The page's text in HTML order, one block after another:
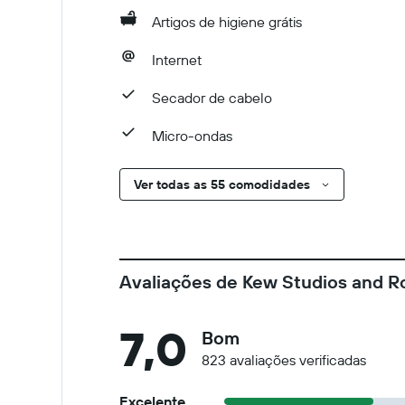
Artigos de higiene grátis
Internet
Secador de cabelo
Micro-ondas
Ver todas as 55 comodidades
Avaliações de Kew Studios and
7,0 Bom
823 avaliações verificadas
Excelente